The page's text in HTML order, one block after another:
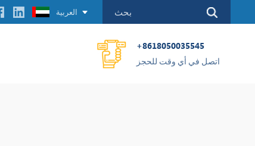
العربية
+8618050035545
اتصل في أي وقت للحجز